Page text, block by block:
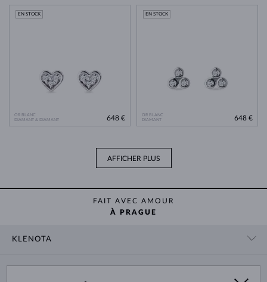
OR BLANC
DIAMANT & DIAMANT
EN STOCK
648 €
OR BLANC
DIAMANT
EN STOCK
648 €
AFFICHER PLUS
FAIT AVEC AMOUR
À PRAGUE
KLENOTA